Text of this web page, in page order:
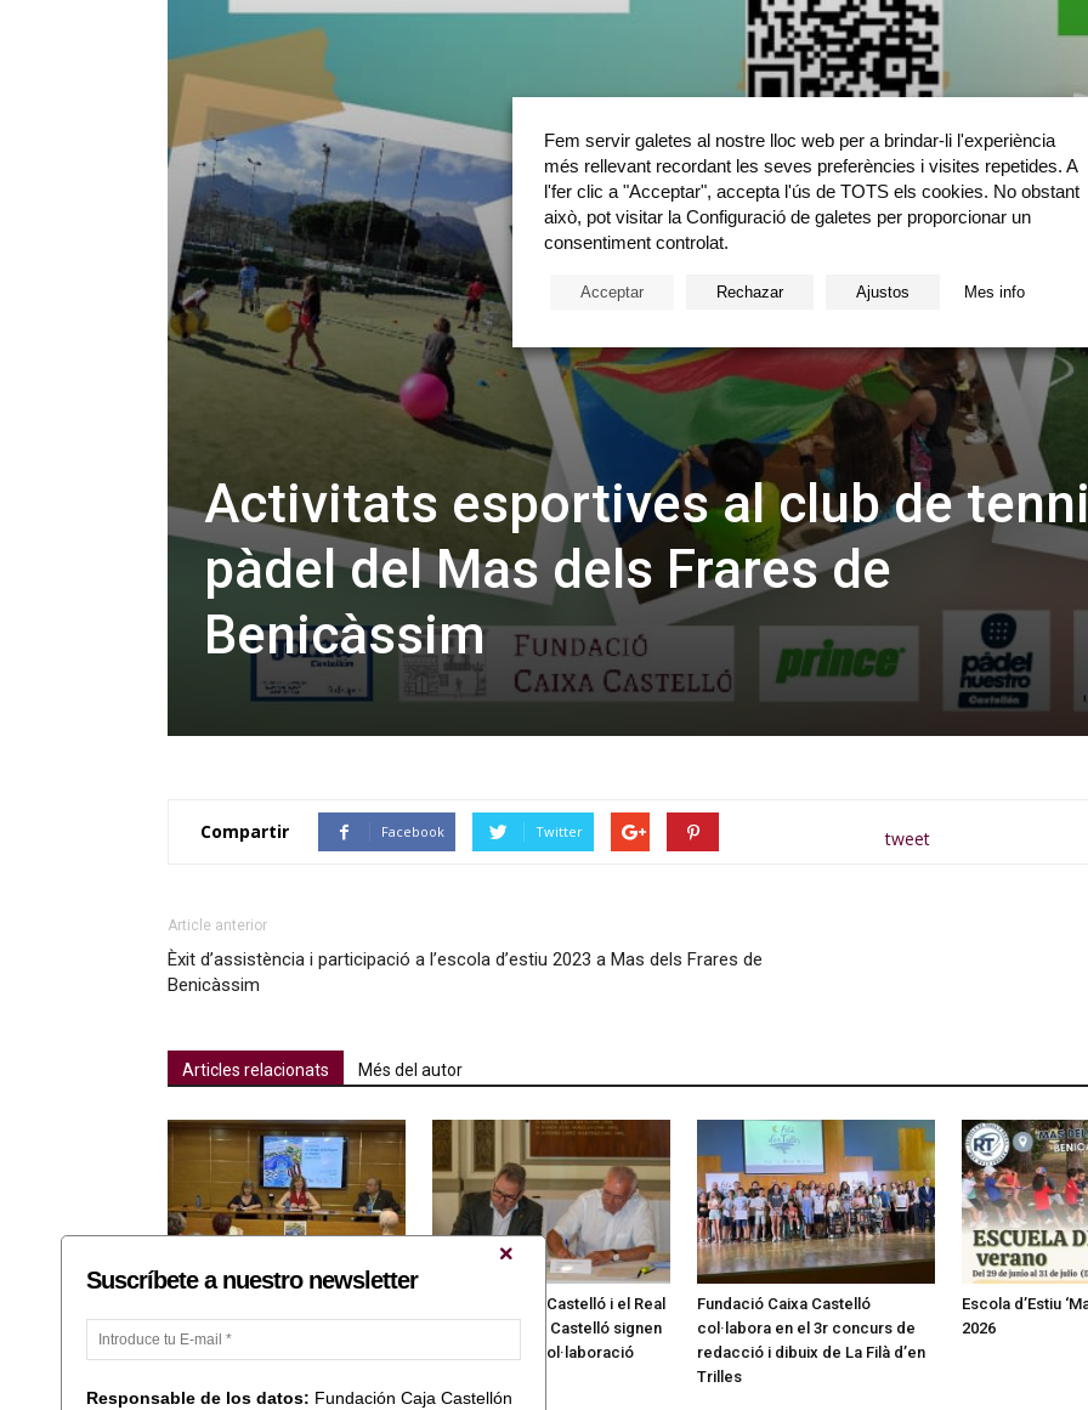
Activitats esportives al club de
pàdel del Mas dels Frares de
Benicàssim
Compartir Facebook Twitter tweet
Article anterior
Èxit d’assistència i participació a l’escola d’estiu 2023 a Mas dels Frares de
Benicàssim
Articles relacionats Més del autor
Fundació Caixa Castelló i el Real
Casino Antic de Castelló signen
un conveni de col·laboració
Fundació Caixa Castelló
col·labora en el 3r concurs de
redacció i dibuix de La Filà d’en
Trilles
Escola d’Estiu
2026
Suscríbete a nuestro newsletter
Responsable de los datos: Fundación Caja Castellón
Fem servir galetes al nostre lloc web per a brindar-li l'experiència
més rellevant recordant les seves preferències i visites repetides. A
l'fer clic a "Acceptar", accepta l'ús de TOTS els cookies. No obstant
això, pot visitar la Configuració de galetes per proporcionar un
consentiment controlat.
Acceptar Rechazar Ajustos Mes info